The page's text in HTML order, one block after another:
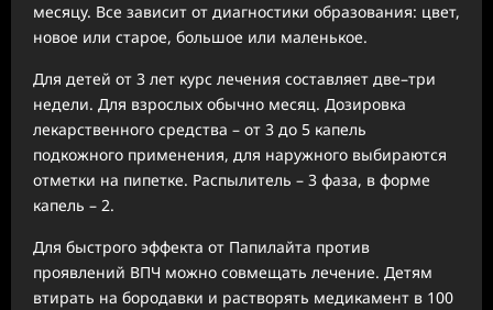
месяцу. Все зависит от диагностики образования: цвет,
новое или старое, большое или маленькое.
Для детей от 3 лет курс лечения составляет две–три
недели. Для взрослых обычно месяц. Дозировка
лекарственного средства – от 3 до 5 капель
подкожного применения, для наружного выбираются
отметки на пипетке. Распылитель – 3 фаза, в форме
капель – 2.
Для быстрого эффекта от Папилайта против
проявлений ВПЧ можно совмещать лечение. Детям
втирать на бородавки и растворять медикамент в 100